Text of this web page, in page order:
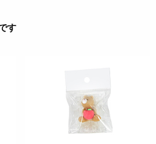
成分・卵・そば・落花生・えび・
扱っています。(特定原材料8品目
す